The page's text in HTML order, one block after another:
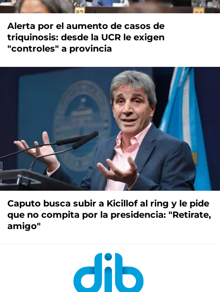
Alerta por el aumento de casos de
triquinosis: desde la UCR le exigen
"controles" a provincia
Caputo busca subir a Kicillof al ring y le pide
que no compita por la presidencia: "Retirate,
amigo"